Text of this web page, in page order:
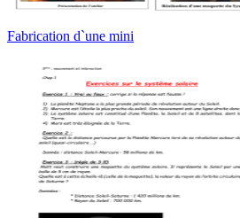
Fabrication d`une mini